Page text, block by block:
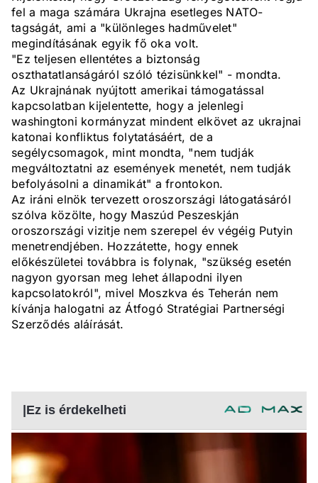
fel a maga számára Ukrajna esetleges NATO-
tagságát, ami a "különleges hadművelet"
megindításának egyik fő oka volt.
"Ez teljesen ellentétes a biztonság
oszthatatlanságáról szóló tézisünkkel" - mondta.
Az Ukrajnának nyújtott amerikai támogatással
kapcsolatban kijelentette, hogy a jelenlegi
washingtoni kormányzat mindent elkövet az ukrajnai
katonai konfliktus folytatásáért, de a
segélycsomagok, mint mondta, "nem tudják
megváltoztatni az események menetét, nem tudják
befolyásolni a dinamikát" a frontokon.
Az iráni elnök tervezett oroszországi látogatásáról
szólva közölte, hogy Maszúd Peszeskján
oroszországi vizitje nem szerepel év végéig Putyin
menetrendjében. Hozzátette, hogy ennek
előkészületei továbbra is folynak, "szükség esetén
nagyon gyorsan meg lehet állapodni ilyen
kapcsolatokról", mivel Moszkva és Teherán nem
kívánja halogatni az Átfogó Stratégiai Partnerségi
Szerződés aláírását.